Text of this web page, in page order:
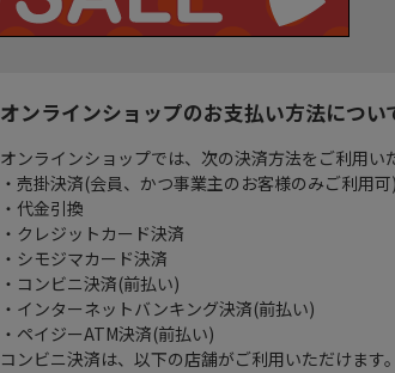
オンラインショップのお支払い方法につい
オンラインショップでは、次の決済方法をご利用い
・売掛決済(会員、かつ事業主のお客様のみご利用可)
・代金引換
・クレジットカード決済
・シモジマカード決済
・コンビニ決済(前払い)
・インターネットバンキング決済(前払い)
・ペイジーATM決済(前払い)
コンビニ決済は、以下の店舗がご利用いただけます。